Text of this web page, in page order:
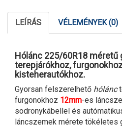
LEÍRÁS VÉLEMÉNYEK (0)
Hólánc 225/60R18 méretű
terepjárókhoz,
kisteherautókhoz.
Gyorsan felszerelhető hólánc
furgonokhoz 12mm-es
sodronykábellel és
láncszemek mérete tökéletes